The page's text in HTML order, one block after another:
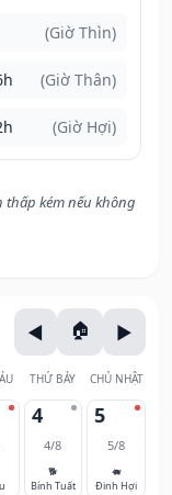
(Giờ Thìn)
(Giờ Thân)
(Giờ Hợi)
thấp kém nếu không
THỨ BẢY CHỦ NHẬT
4
4/8
🐕
Bính Tuất
5
5/8
🐖
Đinh Hợi